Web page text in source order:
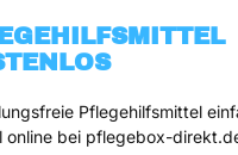
Pflegehilfsmittel
online bei pflegebox-